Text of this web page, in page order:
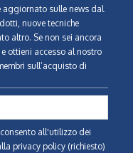
aggiornato sulle news dal
nuove tecniche
altro. Se non sei ancora
ottieni accesso al nostro
sull’acquisto di
all'utilizzo dei
privacy policy (richiesto)